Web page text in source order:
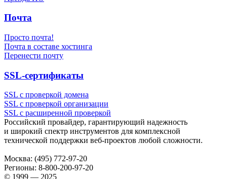
Почта
Просто почта!
Почта в составе хостинга
Перенести почту
SSL-сертификаты
SSL с проверкой домена
SSL с проверкой организации
SSL с расширенной проверкой
Российский провайдер, гарантирующий надежность
и широкий спектр инструментов для комплексной
технической поддержки веб-проектов любой сложности.
Москва: (495) 772-97-20
Регионы: 8-800-200-97-20
© 1999 — 2025